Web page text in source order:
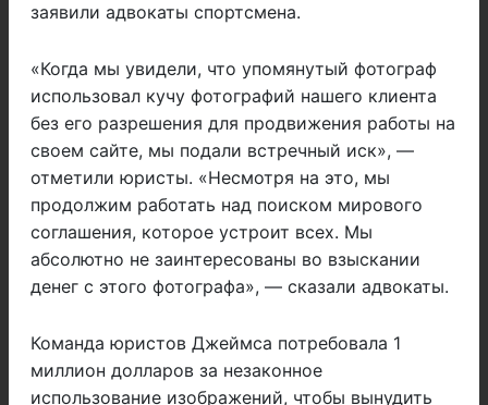
заявили адвокаты спортсмена.
«Когда мы увидели, что упомянутый фотограф
использовал кучу фотографий нашего клиента
без его разрешения для продвижения работы на
своем сайте, мы подали встречный иск», —
отметили юристы. «Несмотря на это, мы
продолжим работать над поиском мирового
соглашения, которое устроит всех. Мы
абсолютно не заинтересованы во взыскании
денег с этого фотографа», — сказали адвокаты.
Команда юристов Джеймса потребовала 1
миллион долларов за незаконное
использование изображений, чтобы вынудить